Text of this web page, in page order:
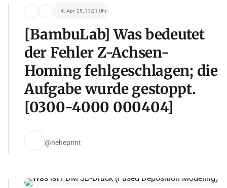
4. Apr '25, 11:21 Uhr
[BambuLab] Was bedeutet
der Fehler Z-Achsen-
Homing fehlgeschlagen; die
Aufgabe wurde gestoppt.
[0300-4000 000404]
@heheprint